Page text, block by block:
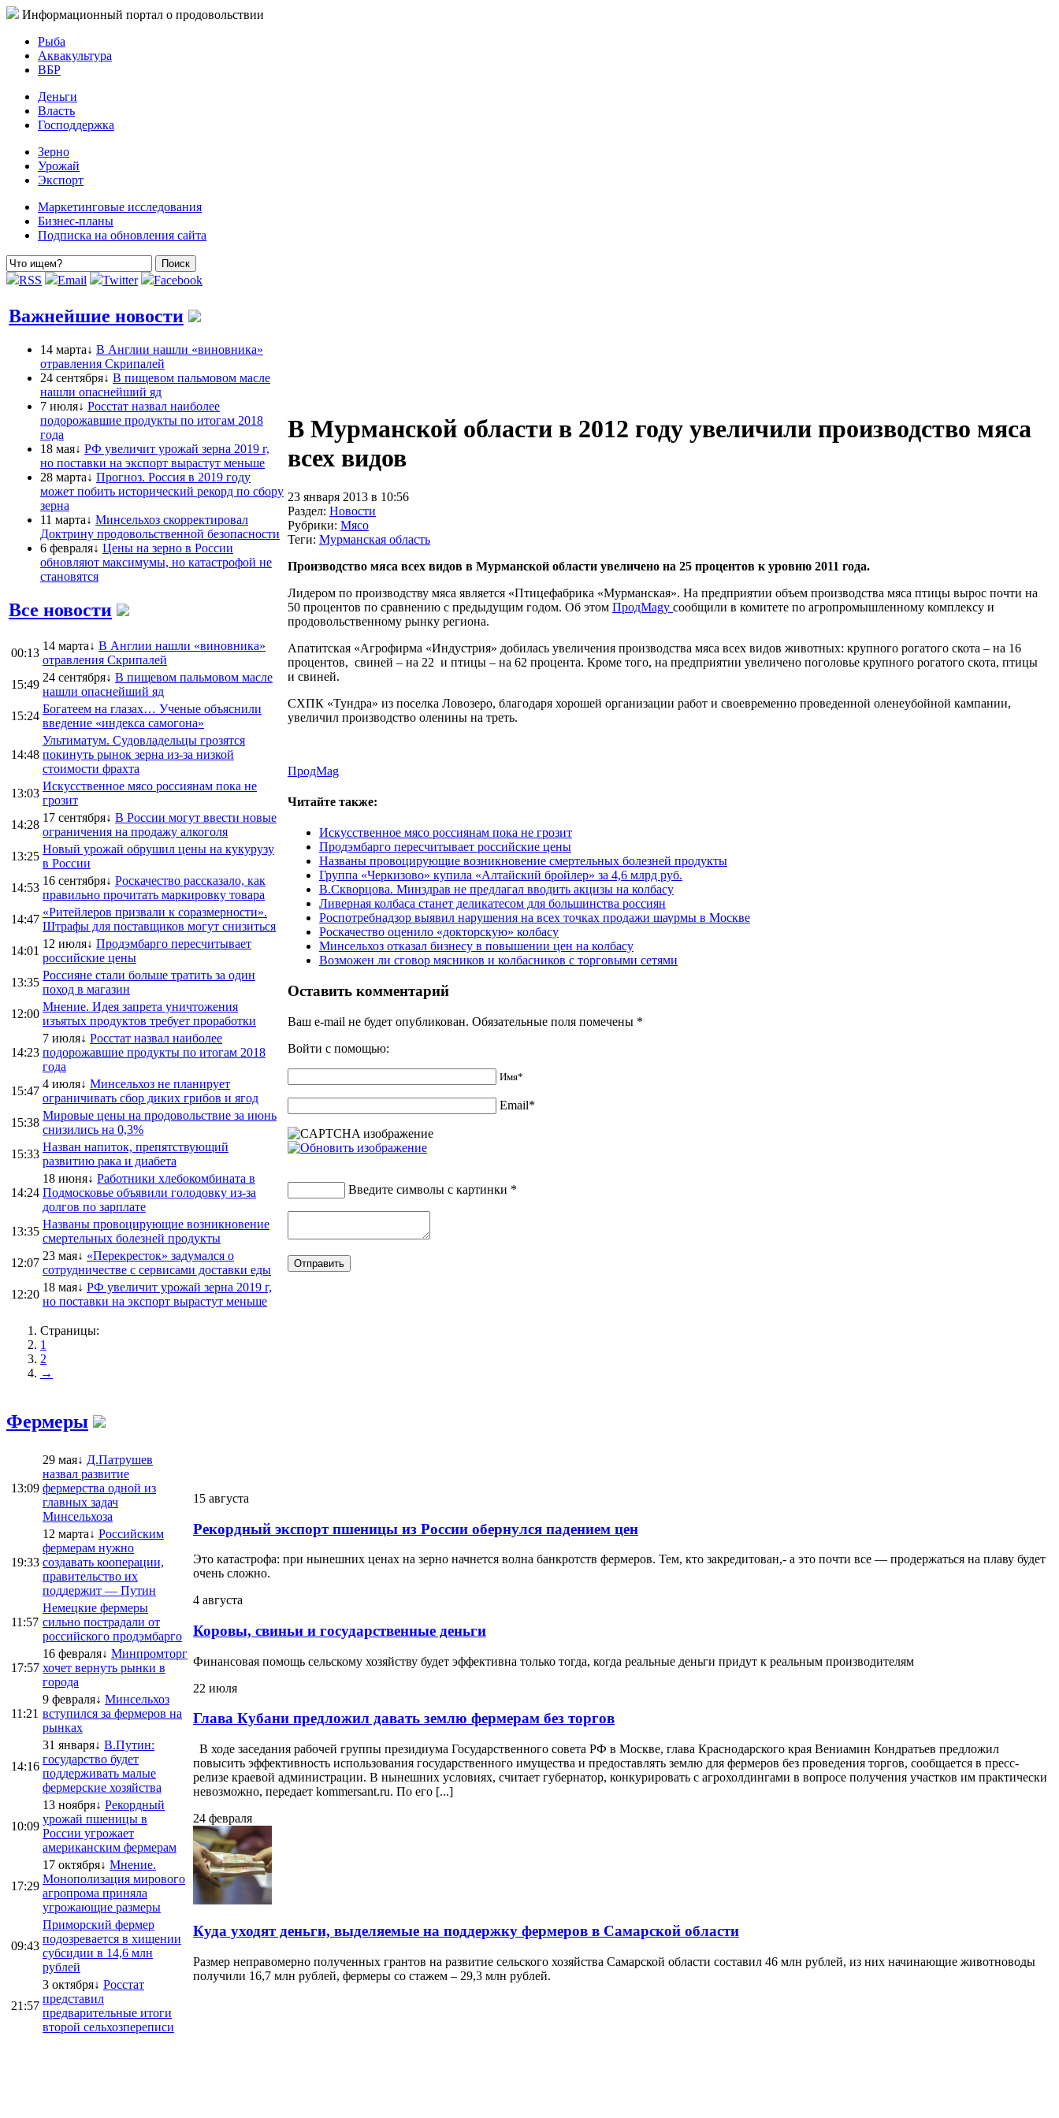
Информационный портал о продовольствии
Рыба
Аквакультура
ВБР
Деньги
Власть
Господдержка
Зерно
Урожай
Экспорт
Маркетинговые исследования
Бизнес-планы
Подписка на обновления сайта
RSS Email Twitter Facebook
Важнейшие новости
14 марта↓ В Англии нашли «виновника»
отравления Скрипалей
24 сентября↓ В пищевом пальмовом масле
нашли опаснейший яд
7 июля↓ Росстат назвал наиболее
подорожавшие продукты по итогам 2018
года
18 мая↓ РФ увеличит урожай зерна 2019 г,
но поставки на экспорт вырастут меньше
28 марта↓ Прогноз. Россия в 2019 году
может побить исторический рекорд по сбору
зерна
11 марта↓ Минсельхоз скорректировал
Доктрину продовольственной безопасности
6 февраля↓ Цены на зерно в России
обновляют максимумы, но катастрофой не
становятся
Все новости
00:13
14 марта↓ В Англии нашли «виновника»
отравления Скрипалей
15:49
24 сентября↓ В пищевом пальмовом масле
нашли опаснейший яд
15:24
Богатеем на глазах… Ученые объяснили
введение «индекса самогона»
14:48
Ультиматум. Судовладельцы грозятся
покинуть рынок зерна из-за низкой
стоимости фрахта
13:03
Искусственное мясо россиянам пока не
грозит
14:28
17 сентября↓ В России могут ввести новые
ограничения на продажу алкоголя
13:25
Новый урожай обрушил цены на кукурузу
в России
14:53
16 сентября↓ Роскачество рассказало, как
правильно прочитать маркировку товара
14:47
«Ритейлеров призвали к соразмерности».
Штрафы для поставщиков могут снизиться
14:01
12 июля↓ Продэмбарго пересчитывает
российские цены
13:35
Россияне стали больше тратить за один
поход в магазин
12:00
Мнение. Идея запрета уничтожения
изъятых продуктов требует проработки
14:23
7 июля↓ Росстат назвал наиболее
подорожавшие продукты по итогам 2018
года
15:47
4 июля↓ Минсельхоз не планирует
ограничивать сбор диких грибов и ягод
15:38
Мировые цены на продовольствие за июнь
снизились на 0,3%
15:33
Назван напиток, препятствующий
развитию рака и диабета
14:24
18 июня↓ Работники хлебокомбината в
Подмосковье объявили голодовку из-за
долгов по зарплате
13:35
Названы провоцирующие возникновение
смертельных болезней продукты
12:07
23 мая↓ «Перекресток» задумался о
сотрудничестве с сервисами доставки еды
12:20
18 мая↓ РФ увеличит урожай зерна 2019 г,
но поставки на экспорт вырастут меньше
Страницы:
1
2
→
В Мурманской области в 2012 году увеличили производство мяса
всех видов
23 января 2013 в 10:56
Раздел: Новости
Рубрики: Мясо
Теги: Мурманская область
Производство мяса всех видов в Мурманской области увеличено на 25 процентов к уровню 2011 года.
Лидером по производству мяса является «Птицефабрика «Мурманская». На предприятии объем производства мяса птицы вырос почти на
50 процентов по сравнению с предыдущим годом. Об этом ПродMagу сообщили в комитете по агропромышленному комплексу и
продовольственному рынку региона.
Апатитская «Агрофирма «Индустрия» добилась увеличения производства мяса всех видов животных: крупного рогатого скота – на 16
процентов, свиней – на 22 и птицы – на 62 процента. Кроме того, на предприятии увеличено поголовье крупного рогатого скота, птицы
и свиней.
СХПК «Тундра» из поселка Ловозеро, благодаря хорошей организации работ и своевременно проведенной оленеубойной кампании,
увеличил производство оленины на треть.
ПродMag
Читайте также:
Искусственное мясо россиянам пока не грозит
Продэмбарго пересчитывает российские цены
Названы провоцирующие возникновение смертельных болезней продукты
Группа «Черкизово» купила «Алтайский бройлер» за 4,6 млрд руб.
В.Скворцова. Минздрав не предлагал вводить акцизы на колбасу
Ливерная колбаса станет деликатесом для большинства россиян
Роспотребнадзор выявил нарушения на всех точках продажи шаурмы в Москве
Роскачество оценило «докторскую» колбасу
Минсельхоз отказал бизнесу в повышении цен на колбасу
Возможен ли сговор мясников и колбасников с торговыми сетями
Оставить комментарий
Ваш e-mail не будет опубликован. Обязательные поля помечены *
Войти с помощью:
Имя*
Email*
Введите символы с картинки *
Фермеры
13:09
29 мая↓ Д.Патрушев
назвал развитие
фермерства одной из
главных задач
Минсельхоза
19:33
12 марта↓ Российским
фермерам нужно
создавать кооперации,
правительство их
поддержит — Путин
11:57
Немецкие фермеры
сильно пострадали от
российского продэмбарго
17:57
16 февраля↓ Минпромторг
хочет вернуть рынки в
города
11:21
9 февраля↓ Минсельхоз
вступился за фермеров на
рынках
14:16
31 января↓ В.Путин:
государство будет
поддерживать малые
фермерские хозяйства
10:09
13 ноября↓ Рекордный
урожай пшеницы в
России угрожает
американским фермерам
17:29
17 октября↓ Мнение.
Монополизация мирового
агропрома приняла
угрожающие размеры
09:43
Приморский фермер
подозревается в хищении
субсидии в 14,6 млн
рублей
21:57
3 октября↓ Росстат
представил
предварительные итоги
второй сельхозпереписи
15 августа
Рекордный экспорт пшеницы из России обернулся падением цен
Это катастрофа: при нынешних ценах на зерно начнется волна банкротств фермеров. Тем, кто закредитован,- а это почти все — продержаться на плаву будет
очень сложно.
4 августа
Коровы, свиньи и государственные деньги
Финансовая помощь сельскому хозяйству будет эффективна только тогда, когда реальные деньги придут к реальным производителям
22 июля
Глава Кубани предложил давать землю фермерам без торгов
В ходе заседания рабочей группы президиума Государственного совета РФ в Москве, глава Краснодарского края Вениамин Кондратьев предложил
повысить эффективность использования государственного имущества и предоставлять землю для фермеров без проведения торгов, сообщается в пресс-
релизе краевой администрации. В нынешних условиях, считает губернатор, конкурировать с агрохолдингами в вопросе получения участков им практически
невозможно, передает kommersant.ru. По его [...]
24 февраля
Куда уходят деньги, выделяемые на поддержку фермеров в Самарской области
Размер неправомерно полученных грантов на развитие сельского хозяйства Самарской области составил 46 млн рублей, из них начинающие животноводы
получили 16,7 млн рублей, фермеры со стажем – 29,3 млн рублей.